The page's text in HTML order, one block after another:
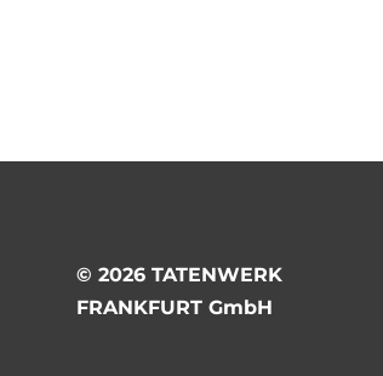
© 2026 TATENWERK
FRANKFURT GmbH